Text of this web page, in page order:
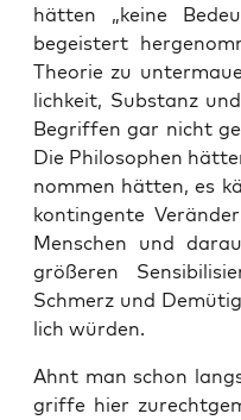
hät­ten „kei­ne
begeis­tert
Theo­rie zu
lich­keit, Sub­stanz
Begrif­fen gar nicht
Die Phi­lo­so­phen
nom­men hät­ten, es
kon­tin­gen­te
Men­schen und
grö­ße­ren
Schmerz und
lich würden.
Ahnt man schon
grif­fe hier